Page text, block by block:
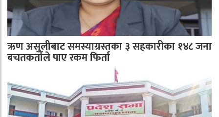
ऋण असुलीबाट समस्याग्रस्तका ३ सहकारीका १४८ जना
बचतकर्ताले पाए रकम फिर्ता